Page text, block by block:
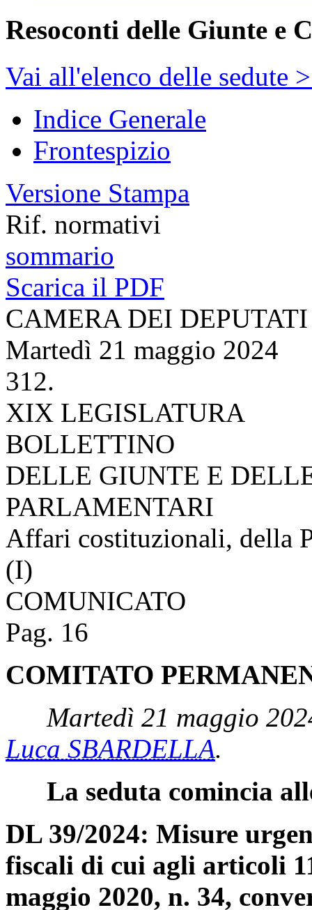
Resoconti delle Giunte e
Vai all'elenco delle sedute
Indice Generale
Frontespizio
Versione Stampa
Rif. normativi
sommario
Scarica il PDF
CAMERA DEI DEPUTATI
Martedì 21 maggio 2024
312.
XIX LEGISLATURA
BOLLETTINO
DELLE GIUNTE E
PARLAMENTARI
Affari costituzionali, della
(I)
COMUNICATO
Pag. 16
COMITATO
Martedì 21 maggio
Luca SBARDELLA.
La seduta comincia
DL 39/2024: Misure
fiscali di cui agli articoli
maggio 2020, n. 34,